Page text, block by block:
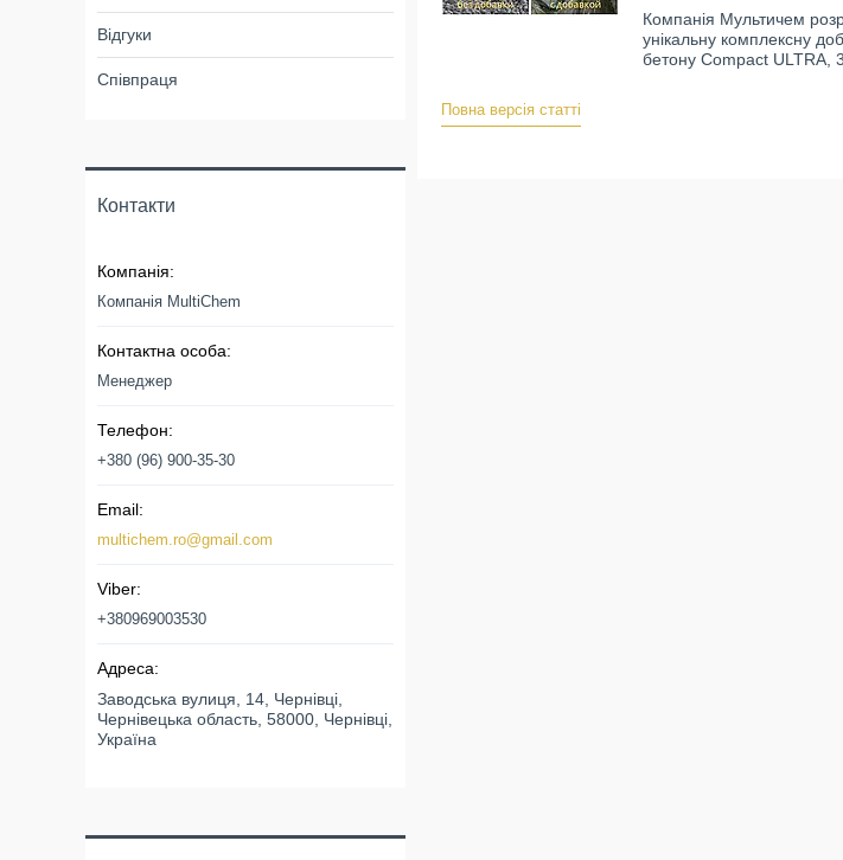
Компанія Мультичем
унікальну комплексну
бетону Compact ULTRA,
Повна версія статті
Відгуки
Співпраця
Контакти
Компанія MultiChem
Менеджер
+380 (96) 900-35-30
multichem.ro@gmail.com
+380969003530
Заводська вулиця, 14, Чернівці,
Чернівецька область, 58000, Чернівці,
Україна